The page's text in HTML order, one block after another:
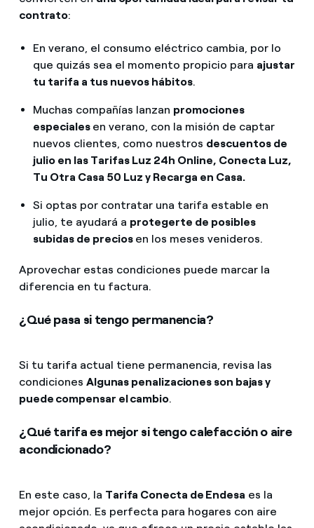
contrato:
En verano, el consumo eléctrico cambia, por lo
que quizás sea el momento propicio para ajustar
tu tarifa a tus nuevos hábitos.
Muchas compañías lanzan promociones
especiales en verano, con la misión de captar
nuevos clientes, como nuestros descuentos de
julio en las Tarifas Luz 24h Online, Conecta Luz,
Tu Otra Casa 50 Luz y Recarga en Casa.
Si optas por contratar una tarifa estable en
julio, te ayudará a protegerte de posibles
subidas de precios en los meses venideros.
Aprovechar estas condiciones puede marcar la
diferencia en tu factura.
¿Qué pasa si tengo permanencia?
Si tu tarifa actual tiene permanencia, revisa las
condiciones Algunas penalizaciones son bajas y
puede compensar el cambio.
¿Qué tarifa es mejor si tengo calefacción o aire
acondicionado?
En este caso, la Tarifa Conecta de Endesa es la
mejor opción. Es perfecta para hogares con aire